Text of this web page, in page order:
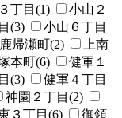
丁目(1)
小山２
(3)
小山６丁目
鹿帰瀬町(2)
上南
本町(6)
健軍１
(3)
健軍４丁目
神園２丁目(2)
３丁目(6)
御領